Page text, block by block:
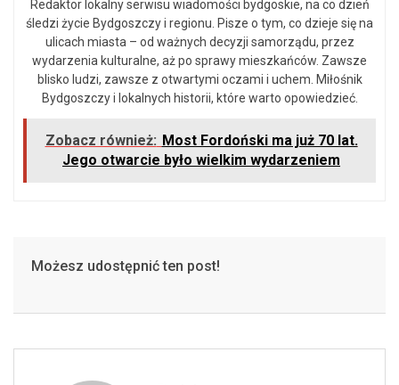
Redaktor lokalny serwisu wiadomości bydgoskie, na co dzień
śledzi życie Bydgoszczy i regionu. Pisze o tym, co dzieje się na
ulicach miasta – od ważnych decyzji samorządu, przez
wydarzenia kulturalne, aż po sprawy mieszkańców. Zawsze
blisko ludzi, zawsze z otwartymi oczami i uchem. Miłośnik
Bydgoszczy i lokalnych historii, które warto opowiedzieć.
Zobacz również: Most Fordoński ma już 70 lat.
Jego otwarcie było wielkim wydarzeniem
Możesz udostępnić ten post!